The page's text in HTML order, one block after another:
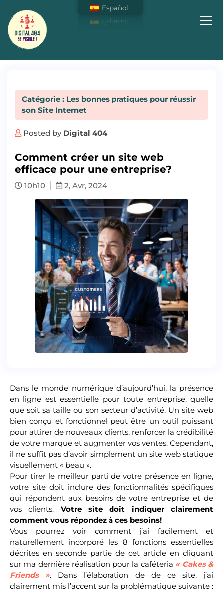
Catégorie : Les bonnes pratiques pour réussir
son Site Internet
Posted by Digital 404
Comment créer un site web
efficace pour une entreprise?
10h10 2, Avr, 2024
Dans le monde numérique d’aujourd’hui, la présence
en ligne est essentielle pour toute entreprise, quelle
que soit sa taille ou son secteur d’activité. Un site web
bien conçu et fonctionnel peut être un outil puissant
pour attirer de nouveaux clients, renforcer la crédibilité
de votre marque et augmenter vos ventes. Cependant,
il ne suffit pas d’avoir simplement un site web statique
visuellement « beau ».
Pour tirer le meilleur parti de votre présence en ligne,
votre site doit inclure des fonctionnalités spécifiques
qui répondent aux besoins de votre entreprise et de
vos clients. Votre site doit indiquer clairement
comment vous répondez à ces besoins!
Vous pourrez voir comment j’ai facilement et
naturellement incorporé les 8 fonctions essentielles
décrites en seconde partie de cet article en cliquant
sur ma dernière réalisation pour la caféteria « Cakes &
Friends ». Dans l’élaboration de de ce site, j’ai
clairement mis l’accent sur la problématique suivante :
Español